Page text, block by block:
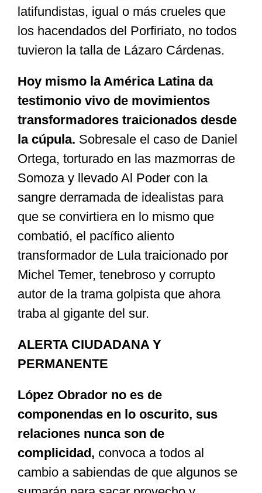
latifundistas, igual o más crueles que
los hacendados del Porfiriato, no todos
tuvieron la talla de Lázaro Cárdenas.
Hoy mismo la América Latina da
testimonio vivo de movimientos
transformadores traicionados desde
la cúpula. Sobresale el caso de Daniel
Ortega, torturado en las mazmorras de
Somoza y llevado Al Poder con la
sangre derramada de idealistas para
que se convirtiera en lo mismo que
combatió, el pacífico aliento
transformador de Lula traicionado por
Michel Temer, tenebroso y corrupto
autor de la trama golpista que ahora
traba al gigante del sur.
ALERTA CIUDADANA Y
PERMANENTE
López Obrador no es de
componendas en lo oscurito, sus
relaciones nunca son de
complicidad, convoca a todos al
cambio a sabiendas de que algunos se